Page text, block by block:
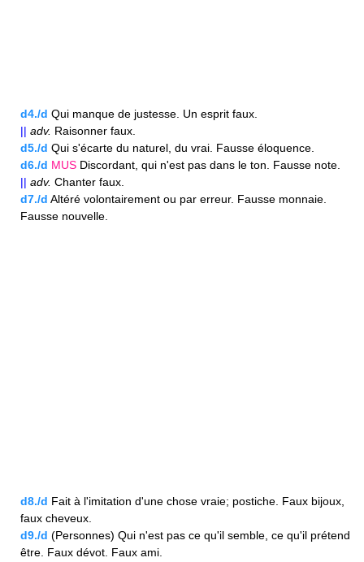
d4./d Qui manque de justesse. Un esprit faux.
|| adv. Raisonner faux.
d5./d Qui s'écarte du naturel, du vrai. Fausse éloquence.
d6./d MUS Discordant, qui n'est pas dans le ton. Fausse note.
|| adv. Chanter faux.
d7./d Altéré volontairement ou par erreur. Fausse monnaie.
Fausse nouvelle.
d8./d Fait à l'imitation d'une chose vraie; postiche. Faux bijoux,
faux cheveux.
d9./d (Personnes) Qui n'est pas ce qu'il semble, ce qu'il prétend
être. Faux dévot. Faux ami.